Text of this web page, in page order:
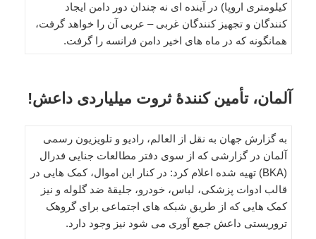
کیلومتری اروپا) در آینده ای نه چندان دور دامن ایجاد
کنندگان و تجهیز کنندگان غربی – عربی آن را خواهد گرفت،
همانگونه که در ماه های اخیر دامن فرانسه را گرفت.
آلمان، تأمین کنندۀ ثروت میلیاردی داعش!
به گزارش جهان به نقل از العالم، رادیو و تلویزیون رسمی
آلمان در گزارشی که از سوی دفتر مطالعات جنایی فدرال
(BKA) تهیه شده اعلام کرد: در کنار این اموال، کمک هایی در
قالب ادوات پزشکی، لباس، خودرو، جلیقۀ ضد گلوله و نیز
کمک هایی که از طریق شبکه های اجتماعی برای گروهک
تروریستی داعش جمع آوری می شود نیز وجود دارد.